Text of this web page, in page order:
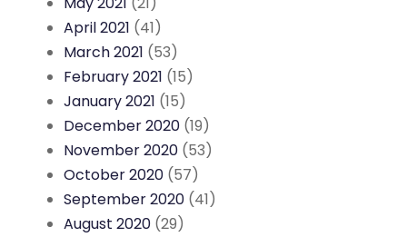
April 2021 (41)
March 2021 (53)
February 2021 (15)
January 2021 (15)
December 2020 (19)
November 2020 (53)
October 2020 (57)
September 2020 (41)
August 2020 (29)